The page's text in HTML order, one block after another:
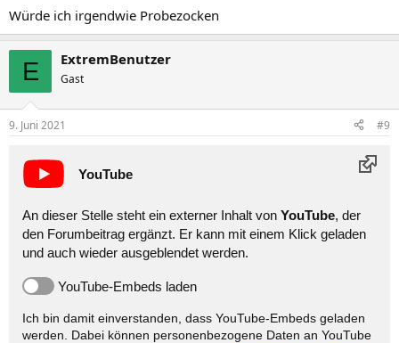
Würde ich irgendwie Probezocken
E ExtremBenutzer
Gast
9. Juni 2021 #9
YouTube
An dieser Stelle steht ein externer Inhalt von YouTube, der
den Forumbeitrag ergänzt. Er kann mit einem Klick geladen
und auch wieder ausgeblendet werden.
YouTube-Embeds laden
Ich bin damit einverstanden, dass YouTube-Embeds geladen
werden. Dabei können personen­bezogene Daten an YouTube